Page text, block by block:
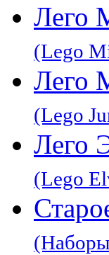
Лего
(Lego
Лего
(Lego
Лего
(Lego